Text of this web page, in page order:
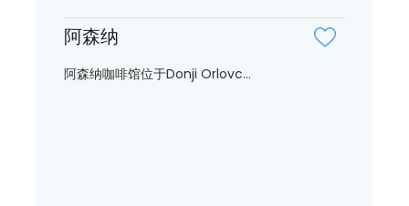
阿森纳
阿森纳咖啡馆位于Donji Orlovc...